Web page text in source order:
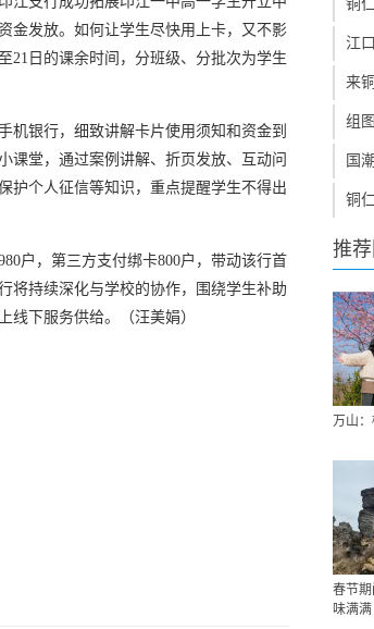
金发放。如何让学生尽快用上卡，又不影
21日的课余时间，分班级、分批次为学生
机银行，细致讲解卡片使用须知和资金到
课堂，通过案例讲解、折页发放、互动问
护个人征信等知识，重点提醒学生不得出
户，第三方支付绑卡800户，带动该行首
将持续深化与学校的协作，围绕学生补助
线下服务供给。（汪美娟）
铜
江
来
组
国
铜
推
万山
春节
味满满